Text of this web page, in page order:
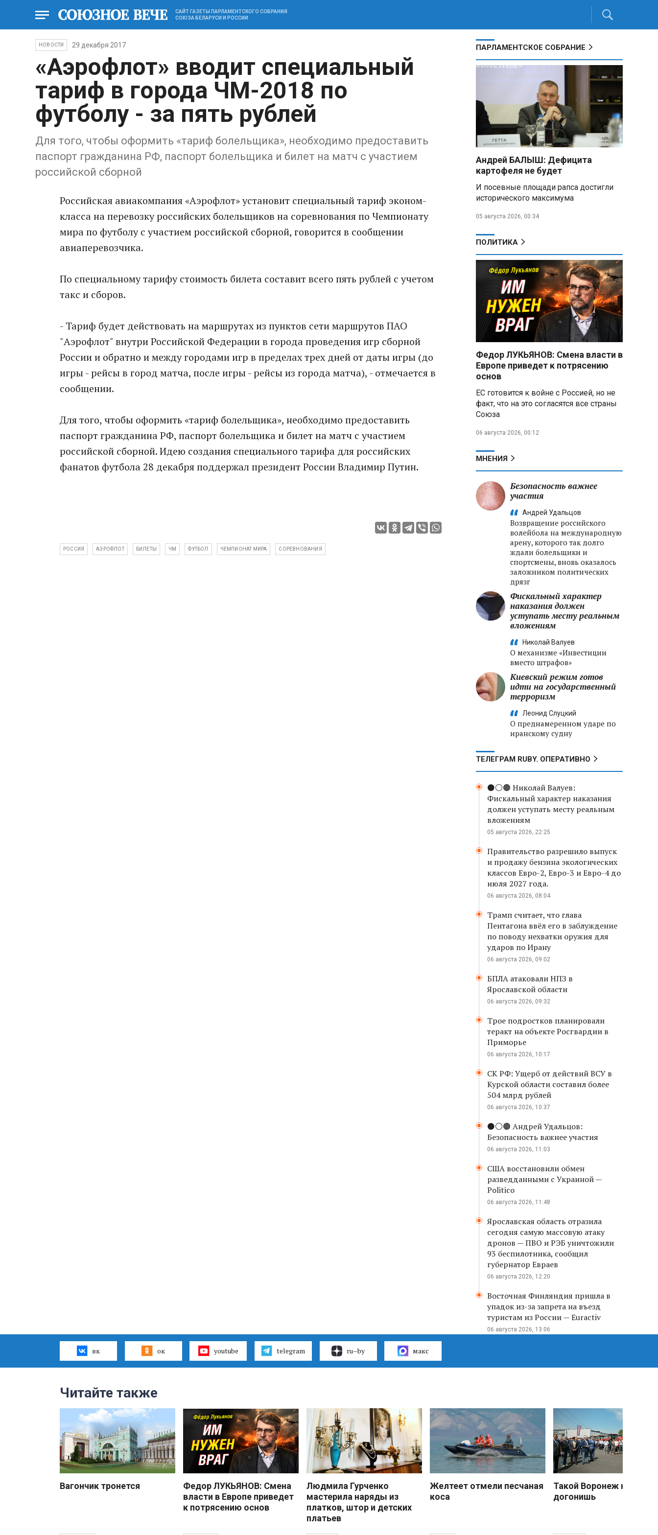
САЙТ ГАЗЕТЫ ПАРЛАМЕНТСКОГО СОБРАНИЯ
СОЮЗА БЕЛАРУСИ И РОССИИ
НОВОСТИ 29 декабря 2017
«Аэрофлот» вводит специальный
тариф в города ЧМ-2018 по
футболу - за пять рублей
Для того, чтобы оформить «тариф болельщика», необходимо предоставить
паспорт гражданина РФ, паспорт болельщика и билет на матч с участием
российской сборной
Российская авиакомпания «Аэрофлот» установит специальный тариф эконом-
класса на перевозку российских болельщиков на соревнования по Чемпионату
мира по футболу с участием российской сборной, говорится в сообщении
авиаперевозчика.
По специальному тарифу стоимость билета составит всего пять рублей с учетом
такс и сборов.
- Тариф будет действовать на маршрутах из пунктов сети маршрутов ПАО
"Аэрофлот" внутри Российской Федерации в города проведения игр сборной
России и обратно и между городами игр в пределах трех дней от даты игры (до
игры - рейсы в город матча, после игры - рейсы из города матча), - отмечается в
сообщении.
Для того, чтобы оформить «тариф болельщика», необходимо предоставить
паспорт гражданина РФ, паспорт болельщика и билет на матч с участием
российской сборной. Идею создания специального тарифа для российских
фанатов футбола 28 декабря поддержал президент России Владимир Путин.
РОССИЯ АЭРОФЛОТ БИЛЕТЫ ЧМ ФУТБОЛ ЧЕМПИОНАТ МИРА СОРЕВНОВАНИЯ
ПАРЛАМЕНТСКОЕ СОБРАНИЕ
Андрей БАЛЫШ: Дефицита
картофеля не будет
И посевные площади рапса достигли
исторического максимума
05 августа 2026, 00:34
ПОЛИТИКА
Федор ЛУКЬЯНОВ: Смена власти в
Европе приведет к потрясению
основ
ЕС готовится к войне с Россией, но не
факт, что на это согласятся все страны
Союза
06 августа 2026, 00:12
МНЕНИЯ
Безопасность важнее
участия
Андрей Удальцов
Возвращение российского
волейбола на международную
арену, которого так долго
ждали болельщики и
спортсмены, вновь оказалось
заложником политических
дрязг
Фискальный характер
наказания должен
уступать месту реальным
вложениям
Николай Валуев
О механизме «Инвестиции
вместо штрафов»
Киевский режим готов
идти на государственный
терроризм
Леонид Слуцкий
О преднамеренном ударе по
иранскому судну
ТЕЛЕГРАМ RUBY. ОПЕРАТИВНО
⚫️⚪️🟤 Николай Валуев:
Фискальный характер наказания
должен уступать месту реальным
вложениям
05 августа 2026, 22:25
Правительство разрешило выпуск
и продажу бензина экологических
классов Евро-2, Евро-3 и Евро-4 до
июля 2027 года.
06 августа 2026, 08:04
Трамп считает, что глава
Пентагона ввёл его в заблуждение
по поводу нехватки оружия для
ударов по Ирану
06 августа 2026, 09:02
БПЛА атаковали НПЗ в
Ярославской области
06 августа 2026, 09:32
Трое подростков планировали
теракт на объекте Росгвардии в
Приморье
06 августа 2026, 10:17
СК РФ: Ущерб от действий ВСУ в
Курской области составил более
504 млрд рублей
06 августа 2026, 10:37
⚫️⚪️🟤 Андрей Удальцов:
Безопасность важнее участия
06 августа 2026, 11:03
США восстановили обмен
разведданными с Украиной —
Politico
06 августа 2026, 11:48
Ярославская область отразила
сегодня самую массовую атаку
дронов — ПВО и РЭБ уничтожили
93 беспилотника, сообщил
губернатор Евраев
06 августа 2026, 12:20
Восточная Финляндия пришла в
упадок из-за запрета на въезд
туристам из России — Euractiv
06 августа 2026, 13:06
вк ок youtube telegram ru–by макс
Читайте также
Вагончик тронется
Федор ЛУКЬЯНОВ: Смена
власти в Европе приведет
к потрясению основ
Людмила Гурченко
мастерила наряды из
платков, штор и детских
платьев
Желтеет отмели песчаная
коса
Такой Воронеж не
догонишь